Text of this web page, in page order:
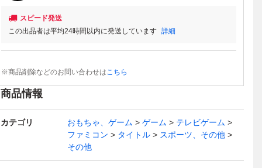
スピード発送
この出品者は平均24時間以内に発送しています 詳細
※商品削除などのお問い合わせはこちら
商品情報
カテゴリ おもちゃ、ゲーム ゲーム
テレビゲーム
ファミコン
タイトル
スポーツ、その他
その他